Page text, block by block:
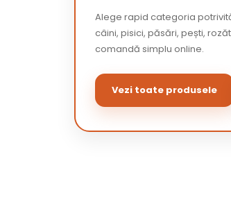
Alege rapid categoria
câini, pisici, păsări, pești,
comandă simplu online.
Vezi toate produsele